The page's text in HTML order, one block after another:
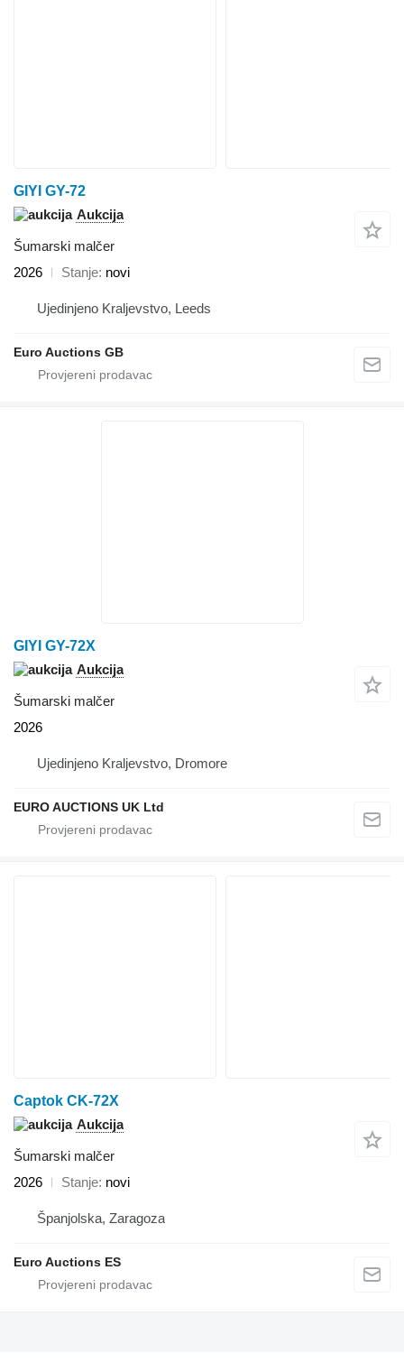
GIYI GY-72
Aukcija
Šumarski malčer
2026
Stanje novi
Ujedinjeno Kraljevstvo, Leeds
Euro Auctions GB
GIYI GY-72X
Aukcija
Šumarski malčer
2026
Ujedinjeno Kraljevstvo, Dromore
EURO AUCTIONS UK Ltd
Captok CK-72X
Aukcija
Šumarski malčer
2026
Stanje novi
Španjolska, Zaragoza
Euro Auctions ES